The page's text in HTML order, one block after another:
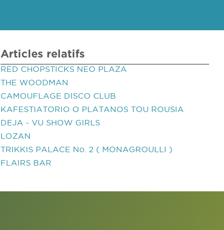
Articles relatifs
RED CHOPSTICKS NEO PLAZA
THE WOODMAN
CAMOUFLAGE DISCO CLUB
KAFESTIATORIO O PLATANOS TOU ROUSIA
DEJA - VU SHOW GIRLS
LOZAN
TRIKKIS PALACE No. 2 ( MONAGROULLI )
FLAIRS BAR